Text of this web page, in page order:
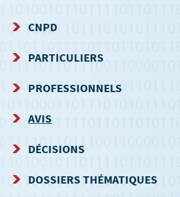
MENU
DE
NAVIGATION
CNPD
PARTICULIERS
PROFESSIONNELS
AVIS
DÉCISIONS
DOSSIERS THÉMATIQUES